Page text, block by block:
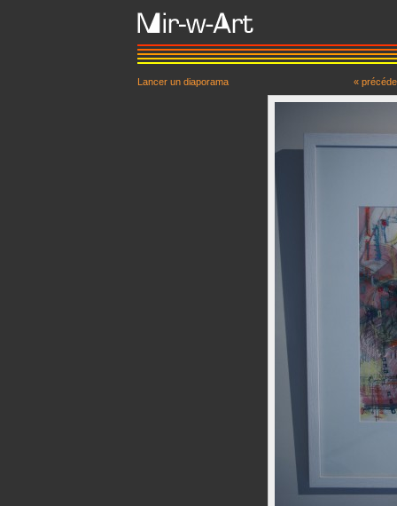
Lancer un diaporama «